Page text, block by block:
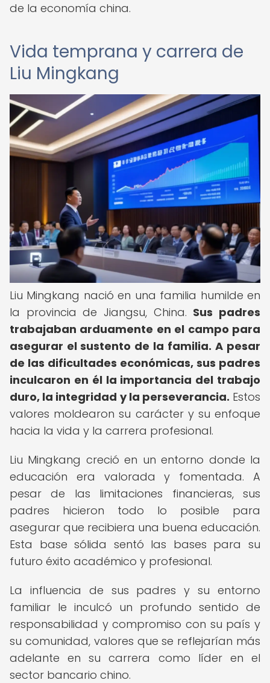
de la economía china.
Vida temprana y carrera de
Liu Mingkang
Liu Mingkang nació en una familia humilde en
la provincia de Jiangsu, China. Sus padres
trabajaban arduamente en el campo para
asegurar el sustento de la familia. A pesar
de las dificultades económicas, sus padres
inculcaron en él la importancia del trabajo
duro, la integridad y la perseverancia. Estos
valores moldearon su carácter y su enfoque
hacia la vida y la carrera profesional.
Liu Mingkang creció en un entorno donde la
educación era valorada y fomentada. A
pesar de las limitaciones financieras, sus
padres hicieron todo lo posible para
asegurar que recibiera una buena educación.
Esta base sólida sentó las bases para su
futuro éxito académico y profesional.
La influencia de sus padres y su entorno
familiar le inculcó un profundo sentido de
responsabilidad y compromiso con su país y
su comunidad, valores que se reflejarían más
adelante en su carrera como líder en el
sector bancario chino.